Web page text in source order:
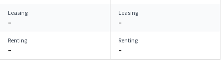
Leasing
–
Leasing
–
Renting
–
Renting
–